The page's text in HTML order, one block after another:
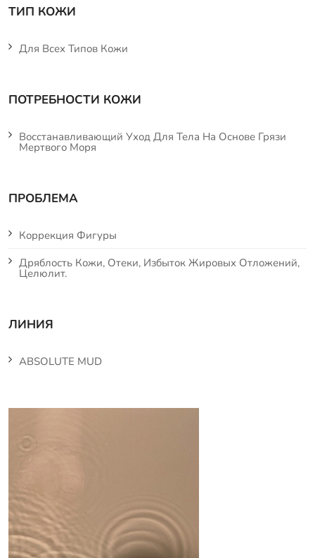
ТИП КОЖИ
Для Всех Типов Кожи
ПОТРЕБНОСТИ КОЖИ
Восстанавливающий Уход Для Тела На Основе Грязи
Мертвого Моря
ПРОБЛЕМА
Коррекция Фигуры
Дряблость Кожи, Отеки, Избыток Жировых Отложений,
Целюлит.
ЛИНИЯ
ABSOLUTE MUD